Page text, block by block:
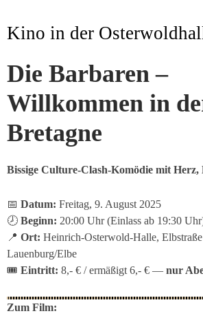
Kino in der
Die Barbaren –
Willkommen in
Bretagne
Bissige Culture-Clash-Komödie mit Herz,
📅 Datum: Freitag, 9. August 2025
🕗 Beginn: 20:00 Uhr (Einlass ab 19:30
📍 Ort: Heinrich-Osterwold-Halle,
Lauenburg/Elbe
🎟 Eintritt: 8,- € / ermäßigt 6,- € — nur
Zum Film: